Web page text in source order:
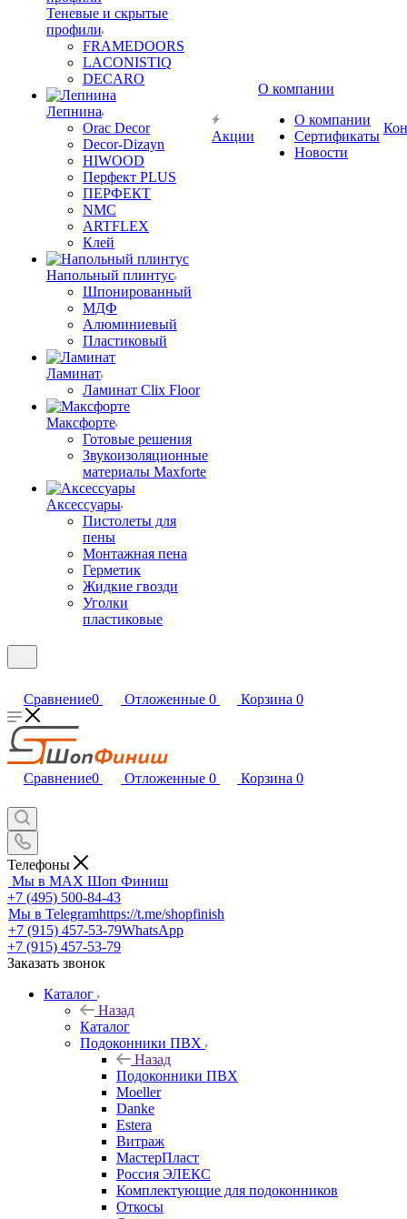
Теневые и скрытые
профили
FRAMEDOORS
LACONISTIQ
DECARO
Лепнина
Orac Decor
Decor-Dizayn
HIWOOD
Перфект PLUS
ПЕРФЕКТ
NMC
ARTFLEX
Клей
Напольный плинтус
Шпонированный
МДФ
Алюминиевый
Пластиковый
Ламинат
Ламинат Clix Floor
Максфорте
Готовые решения
Звукоизоляционные
материалы Maxforte
Аксессуары
Пистолеты для
пены
Монтажная пена
Герметик
Жидкие гвозди
Уголки
пластиковые
Акции
О компании
О компании
Сертификаты
Новости
Сравнение0 Отложенные 0 Корзина 0
Сравнение0 Отложенные 0 Корзина 0
Телефоны
Мы в MAX Шоп Финиш
+7 (495) 500-84-43
Мы в Telegramhttps://t.me/shopfinish
+7 (915) 457-53-79WhatsApp
+7 (915) 457-53-79
Заказать звонок
Каталог
Назад
Каталог
Подоконники ПВХ
Назад
Подоконники ПВХ
Moeller
Danke
Estera
Витраж
МастерПласт
Россия ЭЛЕКС
Комплектующие для подоконников
Откосы